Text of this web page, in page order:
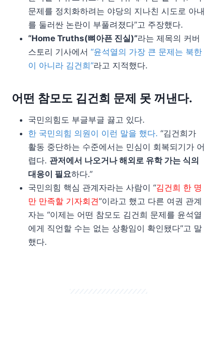
문제를 정치화하려는 야당의 지나친 시도로 아내
를 둘러싼 논란이 부풀려졌다”고 주장했다.
“Home Truths(뼈아픈 진실)”라는 제목의 커버
스토리 기사에서 “윤석열의 가장 큰 문제는 북한
이 아니라 김건희”라고 지적했다.
어떤 참모도 김건희 문제 못 꺼낸다.
국민의힘도 부글부글 끓고 있다.
한 국민의힘 의원이 이런 말을 했다. “김건희가
활동 중단하는 수준에서는 민심이 회복되기가 어
렵다. 관저에서 나오거나 해외로 유학 가는 식의
대응이 필요하다.”
국민의힘 핵심 관계자라는 사람이 “김건희 한 명
만 만족할 기자회견”이라고 했고 다른 여권 관계
자는 “이제는 어떤 참모도 김건희 문제를 윤석열
에게 직언할 수는 없는 상황임이 확인됐다”고 말
했다.